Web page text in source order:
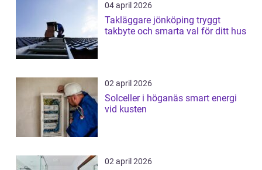
04 april 2026
Takläggare jönköping tryggt
takbyte och smarta val för ditt hus
02 april 2026
Solceller i höganäs smart energi
vid kusten
02 april 2026